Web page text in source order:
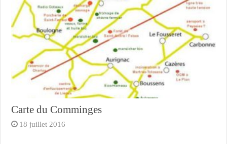
Carte du Comminges
18 juillet 2016